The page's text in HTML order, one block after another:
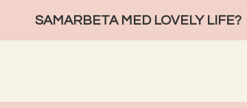
SAMARBETA MED LOVELY LIFE?